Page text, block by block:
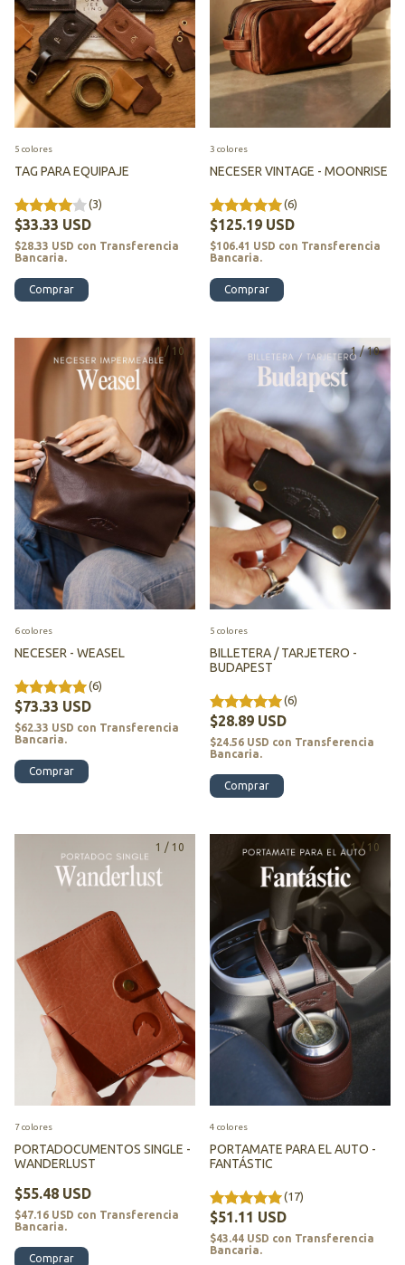
TAG PARA EQUIPAJE
(3)
$33.33 USD
$28.33 USD con Transferencia
Bancaria.
5 colores
Comprar
NECESER VINTAGE - MOONRISE
(6)
$125.19 USD
$106.41 USD con Transferencia
Bancaria.
3 colores
Comprar
1 / 10
NECESER - WEASEL
(6)
$73.33 USD
$62.33 USD con Transferencia
Bancaria.
6 colores
Comprar
1/10
BILLETERA / TARJETERO -
BUDAPEST
(6)
$28.89 USD
$24.56 USD con Transferencia
Bancaria.
5 colores
Comprar
1 / 10
PORTADOCUMENTOS SINGLE -
WANDERLUST
$55.48 USD
$47.16 USD con Transferencia
Bancaria.
7 colores
Comprar
1/ 10
PORTAMATE PARA EL AUTO -
FANTÁSTIC
(17)
$51.11 USD
$43.44 USD con Transferencia
Bancaria.
4 colores